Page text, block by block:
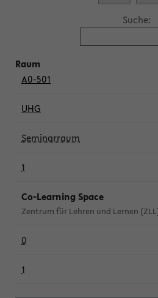
Suche:
A0-501
UHG
Seminarraum
1
Co-Learning Space
Zentrum für Lehren und Lernen
0
1